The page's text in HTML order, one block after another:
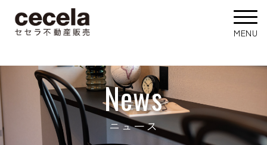
News
ニュース